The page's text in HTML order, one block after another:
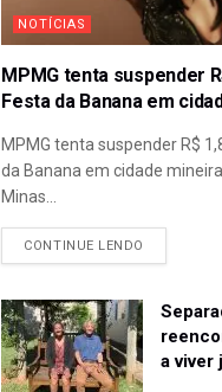
NOTÍCIAS
MPMG tenta suspender
Festa da Banana em
MPMG tenta suspender R$
da Banana em cidade
Minas...
CONTINUE LENDO
a viver